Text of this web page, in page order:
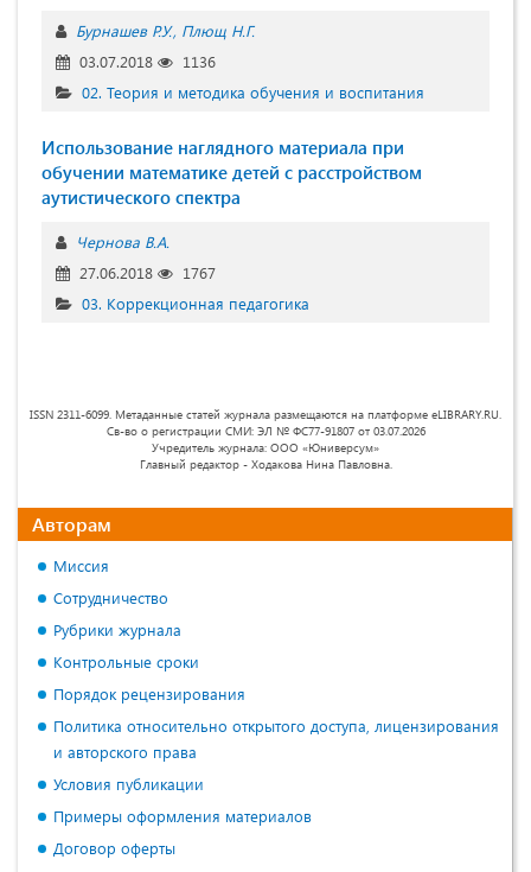
Бурнашев Р.У. Плющ Н.Г.
03.07.2018
1136
02. Теория и методика обучения и воспитания
Использование наглядного материала при
обучении математике детей с расстройством
аутистического спектра
Чернова В.А.
27.06.2018
1767
03. Коррекционная педагогика
ISSN 2311-6099. Метаданные статей журнала размещаются на платформе eLIBRARY.RU.
Св-во о регистрации СМИ: ЭЛ № ФС77-91807 от 03.07.2026
Учредитель журнала: ООО «Юниверсум»
Главный редактор - Ходакова Нина Павловна.
Авторам
Миссия
Сотрудничество
Рубрики журнала
Контрольные сроки
Порядок рецензирования
Политика относительно открытого доступа, лицензирования
и авторского права
Условия публикации
Примеры оформления материалов
Договор оферты